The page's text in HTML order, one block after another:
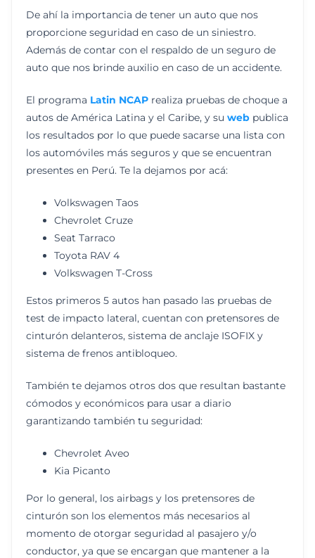
De ahí la importancia de tener un auto que nos
proporcione seguridad en caso de un siniestro.
Además de contar con el respaldo de un seguro de
auto que nos brinde auxilio en caso de un accidente.
El programa Latin NCAP realiza pruebas de choque a
autos de América Latina y el Caribe, y su web publica
los resultados por lo que puede sacarse una lista con
los automóviles más seguros y que se encuentran
presentes en Perú. Te la dejamos por acá:
Volkswagen Taos
Chevrolet Cruze
Seat Tarraco
Toyota RAV 4
Volkswagen T-Cross
Estos primeros 5 autos han pasado las pruebas de
test de impacto lateral, cuentan con pretensores de
cinturón delanteros, sistema de anclaje ISOFIX y
sistema de frenos antibloqueo.
También te dejamos otros dos que resultan bastante
cómodos y económicos para usar a diario
garantizando también tu seguridad:
Chevrolet Aveo
Kia Picanto
Por lo general, los airbags y los pretensores de
cinturón son los elementos más necesarios al
momento de otorgar seguridad al pasajero y/o
conductor, ya que se encargan que mantener a la